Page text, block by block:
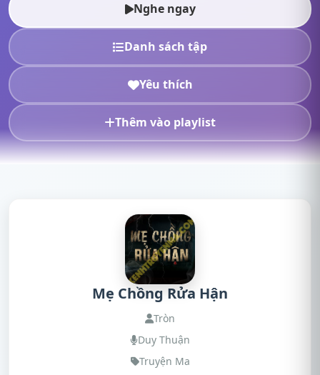
Nghe ngay
Danh sách tập
Yêu thích
Thêm vào playlist
Mẹ Chồng Rửa Hận
Tròn
Duy Thuận
Truyện Ma